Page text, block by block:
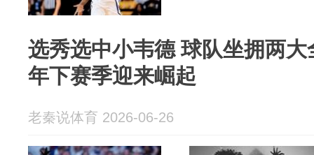
选秀选中小韦德 球队坐拥两
年下赛季迎来崛起
老秦说体育 2026-06-26